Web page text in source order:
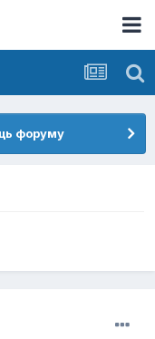
форуму